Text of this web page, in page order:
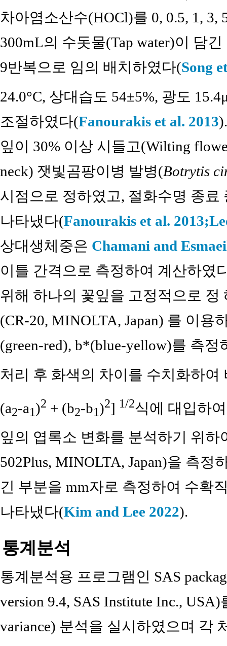
차아염소산수(HOCl)를 0, 0.5, 1, 3,
300mL의 수돗물(Tap water)이 담
9반복으로 임의 배치하였다(Song
24.0°C, 상대습도 54±5%, 광도
조절하였다(Fanourakis et al. 2013
잎이 30% 이상 시들고(Wilting
neck) 잿빛곰팡이병 발병(Botrytis
시점으로 정하였고, 절화수명 종
나타냈다(Fanourakis et al. 2013;
상대생체중은 Chamani and
이틀 간격으로 측정하여 계산하였
위해 하나의 꽃잎을 고정적으로
(CR-20, MINOLTA, Japan) 를 이용
(green-red), b*(blue-yellow)를 측
처리 후 화색의 차이를 수치화하
(a2-a1)2 + (b2-b1)2] 1/2식에 대입하
잎의 엽록소 변화를 분석하기 위하
502Plus, MINOLTA, Japan)을 측
긴 부분을 mm자로 측정하여 수확
나타냈다(Kim and Lee 2022).
통계분석
통계분석용 프로그램인 SAS
version 9.4, SAS Institute Inc.,
variance) 분석을 실시하였으며 각